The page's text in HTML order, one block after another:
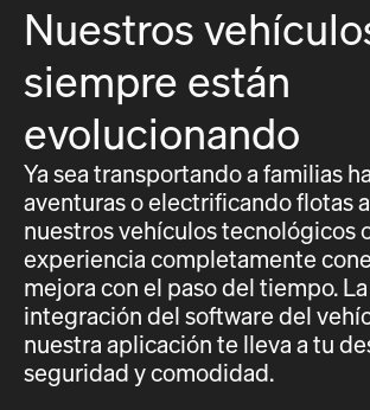
Nuestros
siempre están
evolucionando
Ya sea transportando a familias
aventuras o electrificando flotas
nuestros vehículos tecnológicos
experiencia completamente
mejora con el paso del tiempo.
integración del software del
nuestra aplicación te lleva a tu
seguridad y comodidad.